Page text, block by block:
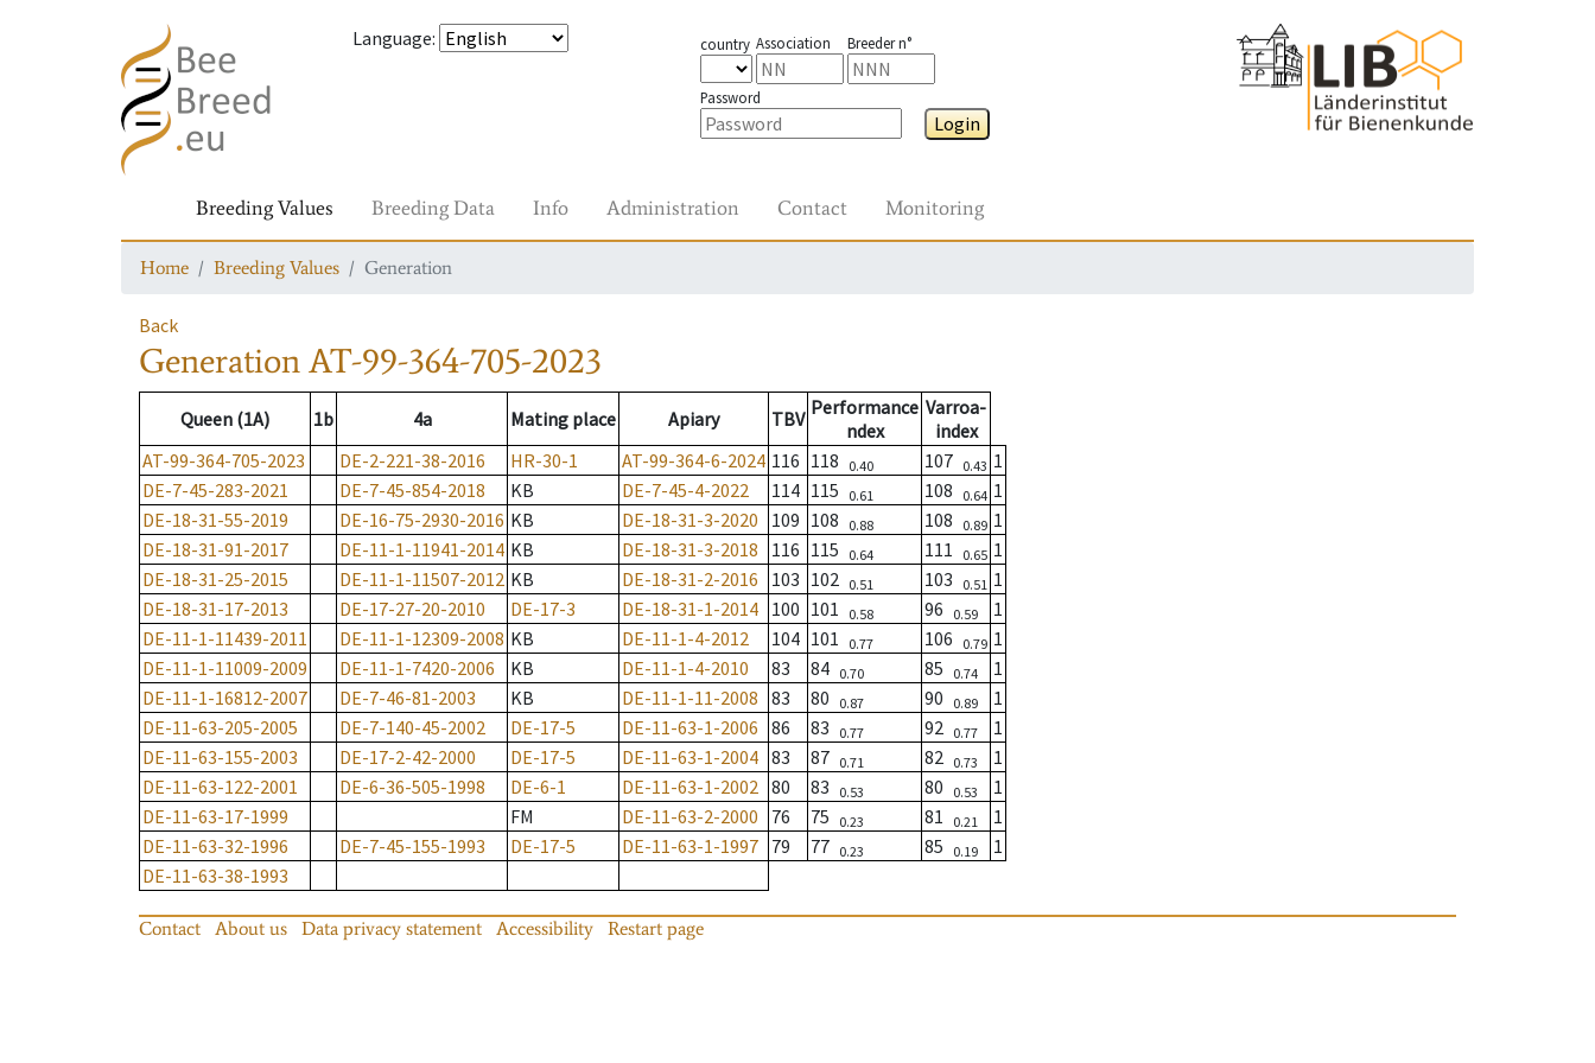
Language: country Association Breeder n°
Password
Login
Breeding Values Breeding Data Info Administration Contact Monitoring
Home Breeding Values Generation
Back
GenerationAT-99-364-705-2023
Queen (1A) 1b 4a Mating place Apiary TBV Performance
ndex
Varroa-
index
AT-99-364-705-2023
DE-2-221-38-2016 HR-30-1 AT-99-364-6-2024 116 118 0.40 107 0.43 1
DE-7-45-283-2021
DE-7-45-854-2018 KB DE-7-45-4-2022 114 115 0.61 108 0.64 1
DE-18-31-55-2019
DE-16-75-2930-2016 KB DE-18-31-3-2020 109 108 0.88 108 0.89 1
DE-18-31-91-2017
DE-11-1-11941-2014 KB DE-18-31-3-2018 116 115 0.64 111 0.65 1
DE-18-31-25-2015
DE-11-1-11507-2012 KB DE-18-31-2-2016 103 102 0.51 103 0.51 1
DE-18-31-17-2013
DE-17-27-20-2010 DE-17-3 DE-18-31-1-2014 100 101 0.58 96 0.59
1
DE-11-1-11439-2011
DE-11-1-12309-2008 KB DE-11-1-4-2012 104 101 0.77 106 0.79 1
DE-11-1-11009-2009
DE-11-1-7420-2006 KB DE-11-1-4-2010 83 84 0.70 85 0.74
1
DE-11-1-16812-2007
DE-7-46-81-2003 KB DE-11-1-11-2008 83 80 0.87 90 0.89
1
DE-11-63-205-2005
DE-7-140-45-2002 DE-17-5 DE-11-63-1-2006 86 83 0.77 92 0.77
1
DE-11-63-155-2003
DE-17-2-42-2000 DE-17-5 DE-11-63-1-2004 83 87 0.71 82 0.73
1
DE-11-63-122-2001
DE-6-36-505-1998 DE-6-1 DE-11-63-1-2002 80 83 0.53 80 0.53
1
DE-11-63-17-1999
FM DE-11-63-2-2000 76 75 0.23 81 0.21
1
DE-11-63-32-1996
DE-7-45-155-1993 DE-17-5 DE-11-63-1-1997 79 77 0.23 85 0.19
1
DE-11-63-38-1993
Contact About us Data privacy statement Accessibility Restart page